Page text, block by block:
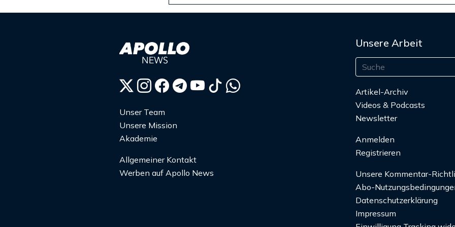
Unser Team
Unsere Mission
Akademie
Allgemeiner Kontakt
Werben auf Apollo News
Unsere Arbeit
Artikel-Archiv
Videos & Podcasts
Newsletter
Anmelden
Registrieren
Unsere Kommentar-
Abo-
Datenschutzerklärung
Impressum